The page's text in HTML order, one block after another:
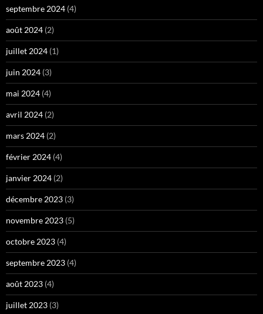
septembre 2024 (4)
août 2024 (2)
juillet 2024 (1)
juin 2024 (3)
mai 2024 (4)
avril 2024 (2)
mars 2024 (2)
février 2024 (4)
janvier 2024 (2)
décembre 2023 (3)
novembre 2023 (5)
octobre 2023 (4)
septembre 2023 (4)
août 2023 (4)
juillet 2023 (3)